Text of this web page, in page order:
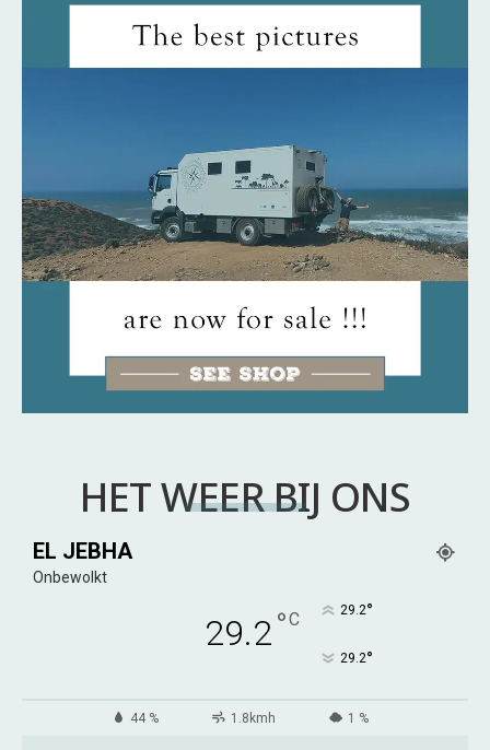
HET WEER BIJ ONS
EL JEBHA
Onbewolkt
29.2°C 29.2°
29.2°
44 % 1.8kmh 1 %